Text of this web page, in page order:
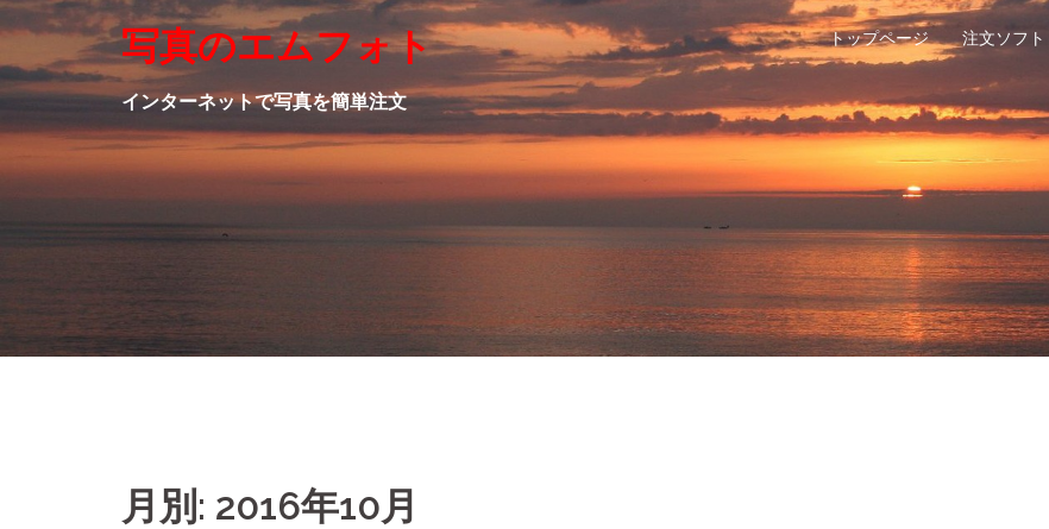
Skip
content
写真のエムフォト
インターネットで写真を簡単注文
トップページ 注文ソフト
月別: 2016年10月